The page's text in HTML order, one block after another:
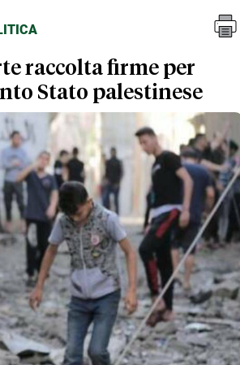
raccolta firme per
Stato palestinese